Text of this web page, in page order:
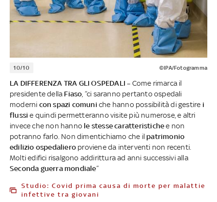
10/10 ©IPA/Fotogramma
LA DIFFERENZA TRA GLI OSPEDALI – Come rimarca il
presidente della Fiaso , “ci saranno pertanto ospedali
moderni con spazi comuniche hanno possibilità di gestire i
flussi e quindi permetteranno visite più numerose, e altri
invece che non hanno le stesse caratteristichee non
potranno farlo. Non dimentichiamo che il patrimonio
edilizio ospedaliero proviene da interventi non recenti.
Molti edifici risalgono addirittura ad anni successivi alla
Seconda guerra mondiale”
Studio: Covid prima causa di morte per malattie
infettive tra giovani